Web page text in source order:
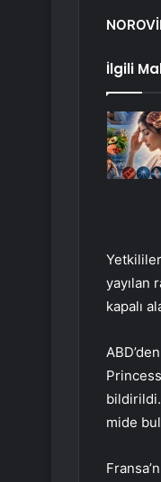
İlgili
yayılan
kapalı
mide